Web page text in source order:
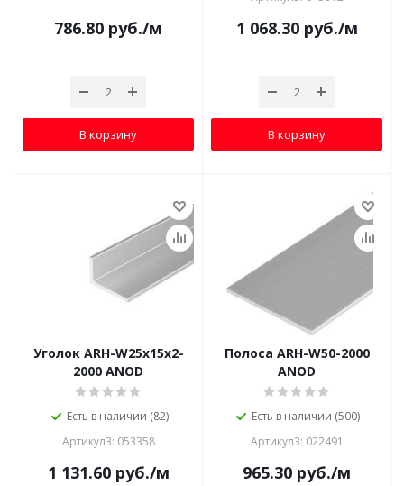
786.80 руб./м
В корзину
1 068.30руб./м
В корзину
Уголок ARH-W25х15х2-
2000 ANOD
Есть в наличии (82)
Артикул3: 053358
1 131.60руб./м
Полоса ARH-W50-2000
ANOD
Есть в наличии (500)
Артикул3: 022491
965.30 руб./м